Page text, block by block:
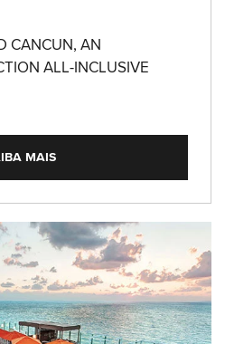
CANCUN, AN
ALL-INCLUSIVE
MAIS